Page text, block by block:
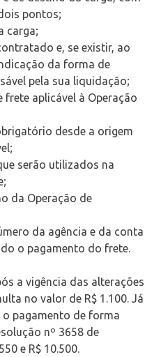
pontos;
carga;
e, se existir, ao
da forma de
pela sua liquidação;
aplicável à Operação
desde a origem
serão utilizados na
da Operação de
da agência e da conta
o pagamento do frete.
a vigência das alterações
no valor de R$ 1.100. Já
pagamento de forma
nº 3658 de
e R$ 10.500.